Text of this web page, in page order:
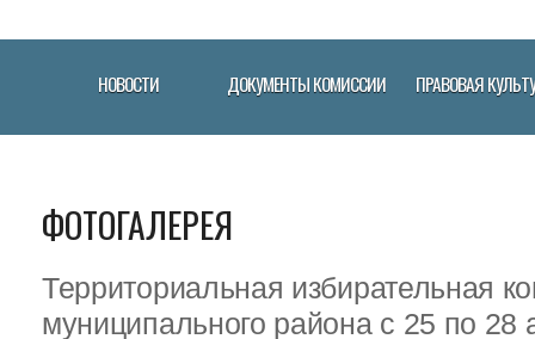
НОВОСТИ ДОКУМЕНТЫ КОМИССИИ ПРАВОВАЯ
ФОТОГАЛЕРЕЯ
Территориальная избирательная
муниципального района с 25 по 28